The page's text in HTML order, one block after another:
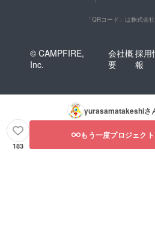
「QRコード」は株式会
© CAMPFIRE,
Inc.
会社概
要
採用
報
yurasamatakeshiさ
183
もう一度プロジェク